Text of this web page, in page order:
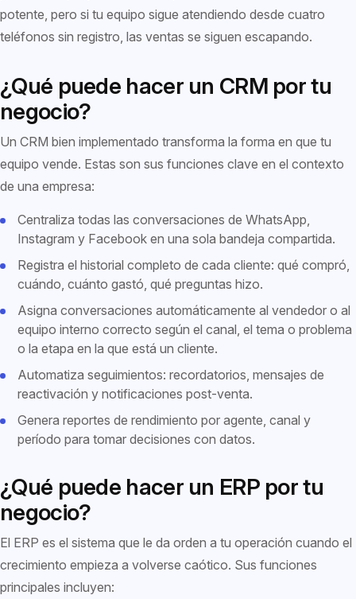
potente, pero si tu equipo sigue atendiendo desde cuatro
teléfonos sin registro, las ventas se siguen escapando.
¿Qué puede hacer un CRM por tu
negocio?
Un CRM bien implementado transforma la forma en que tu
equipo vende. Estas son sus funciones clave en el contexto
de una empresa:
Centraliza todas las conversaciones de WhatsApp,
Instagram y Facebook en una sola bandeja compartida.
Registra el historial completo de cada cliente: qué compró,
cuándo, cuánto gastó, qué preguntas hizo.
Asigna conversaciones automáticamente al vendedor o al
equipo interno correcto según el canal, el tema o problema
o la etapa en la que está un cliente.
Automatiza seguimientos: recordatorios, mensajes de
reactivación y notificaciones post-venta.
Genera reportes de rendimiento por agente, canal y
período para tomar decisiones con datos.
¿Qué puede hacer un ERP por tu
negocio?
El ERP es el sistema que le da orden a tu operación cuando el
crecimiento empieza a volverse caótico. Sus funciones
principales incluyen: